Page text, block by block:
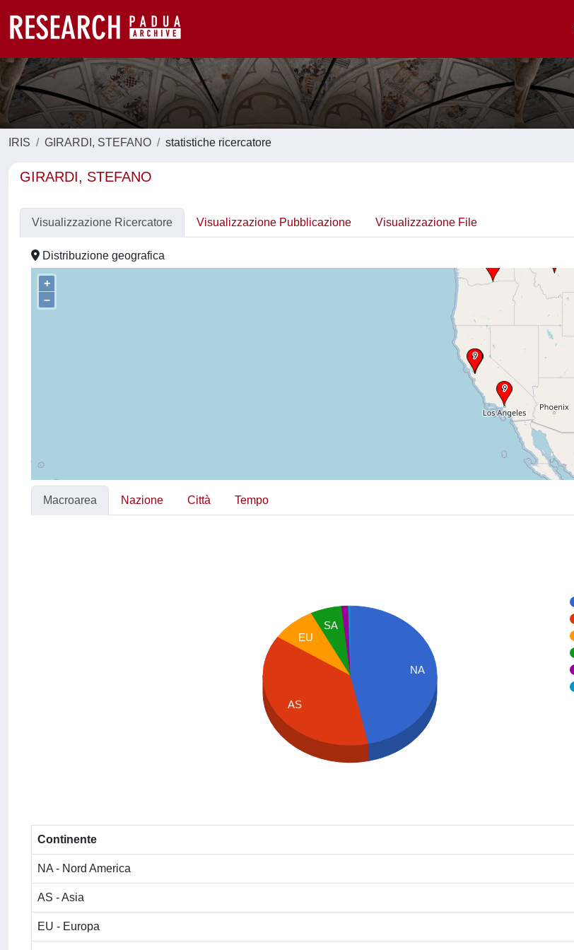
IRIS GIRARDI, STEFANO statistiche ricercatore
GIRARDI, STEFANO
Visualizzazione Ricercatore Visualizzazione Pubblicazione Visualizzazione File
Distribuzione geografica
+
–
Macroarea Nazione Città Tempo
NA
SA
EU
AS
Continente
NA - Nord America
AS - Asia
EU - Europa